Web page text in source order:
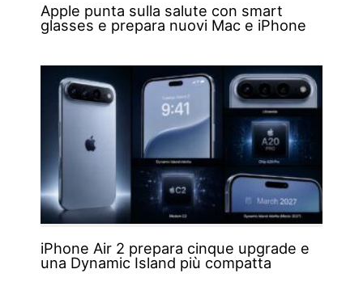
Apple punta sulla salute con smart
glasses e prepara nuovi Mac e iPhone
iPhone Air 2 prepara cinque upgrade e
una Dynamic Island più compatta